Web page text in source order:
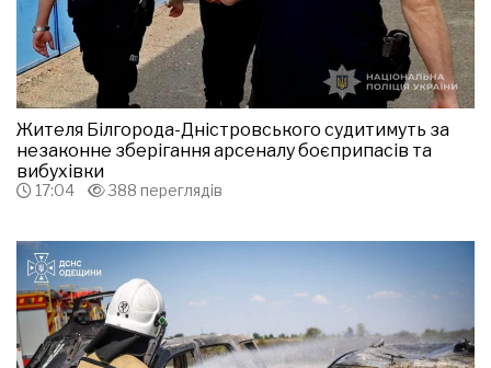
Жителя Білгорода-Дністровського судитимуть за
незаконне зберігання арсеналу боєприпасів та
вибухівки
17:04 388 переглядів